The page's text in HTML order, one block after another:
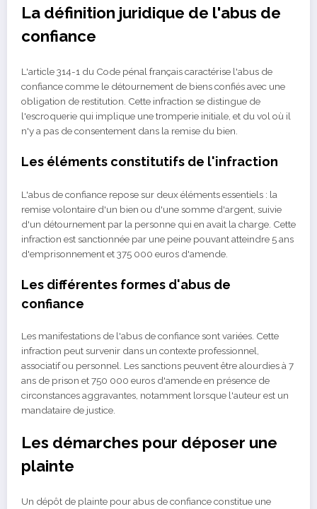
La définition juridique de l'abus de
confiance
L'article 314-1 du Code pénal français caractérise l'abus de
confiance comme le détournement de biens confiés avec une
obligation de restitution. Cette infraction se distingue de
l'escroquerie qui implique une tromperie initiale, et du vol où il
n'y a pas de consentement dans la remise du bien.
Les éléments constitutifs de l'infraction
L'abus de confiance repose sur deux éléments essentiels : la
remise volontaire d'un bien ou d'une somme d'argent, suivie
d'un détournement par la personne qui en avait la charge. Cette
infraction est sanctionnée par une peine pouvant atteindre 5 ans
d'emprisonnement et 375 000 euros d'amende.
Les différentes formes d'abus de
confiance
Les manifestations de l'abus de confiance sont variées. Cette
infraction peut survenir dans un contexte professionnel,
associatif ou personnel. Les sanctions peuvent être alourdies à 7
ans de prison et 750 000 euros d'amende en présence de
circonstances aggravantes, notamment lorsque l'auteur est un
mandataire de justice.
Les démarches pour déposer une
plainte
Un dépôt de plainte pour abus de confiance constitue une